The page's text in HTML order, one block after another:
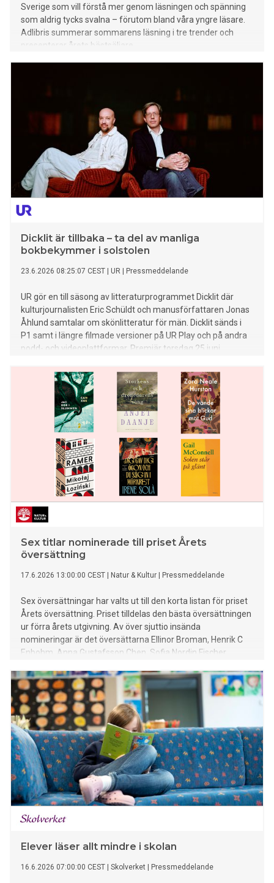
Sverige som vill förstå mer genom läsningen och spänning
som aldrig tycks svalna – förutom bland våra yngre läsare.
Adlibris summerar sommarens läsning i tre trender och
presenterar årets bästsäljare.
Dicklit är tillbaka – ta del av manliga
bokbekymmer i solstolen
23.6.2026 08:25:07 CEST UR Pressmeddelande
UR gör en till säsong av litteraturprogrammet Dicklit där
kulturjournalisten Eric Schüldt och manusförfattaren Jonas
Åhlund samtalar om skönlitteratur för män. Dicklit sänds i
P1 samt i längre filmade versioner på UR Play och på andra
podd- och videoplattformar. Premiär torsdag 25 juni.
Sex titlar nominerade till priset Årets
översättning
17.6.2026 13:00:00 CEST Natur & Kultur Pressmeddelande
Sex översättningar har valts ut till den korta listan för priset
Årets översättning. Priset tilldelas den bästa översättningen
ur förra årets utgivning. Av över sjuttio insända
nomineringar är det översättarna Ellinor Broman, Henrik C
Enbohm, Anna Gustafsson Chen, Sofia Nordin Fischer,
slutomgången.
Elever läser allt mindre i skolan
16.6.2026 07:00:00 CEST Skolverket Pressmeddelande